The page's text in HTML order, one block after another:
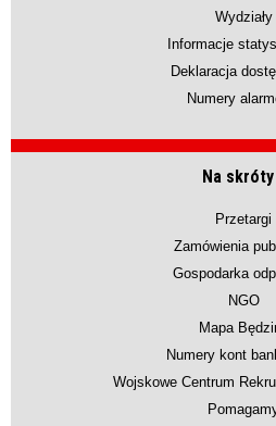
Wydziały
Informacje
Deklaracja
Numery
Na skróty
Przetargi
Zamówienia
Gospodarka
NGO
Mapa
Numery kont
Wojskowe Centrum